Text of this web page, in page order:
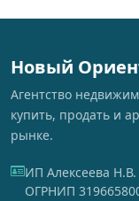
Новый
Агентство
купить, продать и
рынке.
ИП Алексеева Н.В.
ОГРНИП